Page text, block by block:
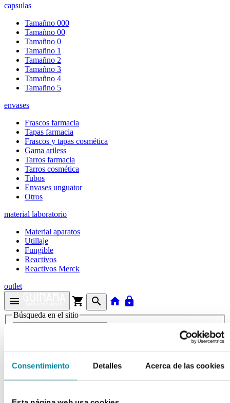
Consentimiento Detalles Acerca de las cookies
capsulas
Tamañno 000
Tamañno 00
Tamañno 0
Tamañno 1
Tamañno 2
Tamañno 3
Tamañno 4
Tamañno 5
envases
Frascos farmacia
Tapas farmacia
Frascos y tapas cosmética
Gama ariless
Tarros farmacia
Tarros cosmética
Tubos
Envases unguator
Otros
material laboratorio
Material aparatos
Utillaje
Fungible
Reactivos
Reactivos Merck
outlet
menu shopping_cart search home lock
Búsqueda en el sitio
Inicio
>>
TAPA PILDORERO ROSCA PRECINTO AZUL